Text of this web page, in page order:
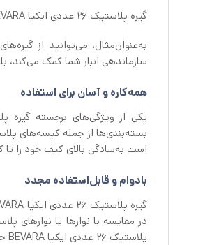
گیره پلاستیک ۲۶ عددی ایکیا BEVARA دارای رنگ‌های متنوعی هستند که دسته‌بندی و شناسایی انواع مواد غذایی را آسان می‌کند.
به‌عنوان‌مثال، می‌توانید از
سازماندهی انبار شما کمک می‌کند،
همه‌کاره و آسان برای استفاده
بسته‌بندی‌ها از جمله کیسه‌های
است به‌سادگی بالای کیف خود را تا
بادوام و قابل‌استفاده مجدد
در مقایسه با نوارها یا نوارهای
پلاستیک ۲۶ عددی ایکیا BEVARA حتی پس از چندین بار استفاده نیز تغییری در عملکرد نخواهند داشت.